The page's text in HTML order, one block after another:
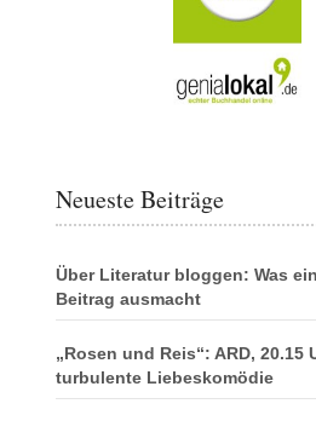
Neueste Beiträge
Über Literatur bloggen: Was
Beitrag ausmacht
„Rosen und Reis“: ARD, 20.15
turbulente Liebeskomödie